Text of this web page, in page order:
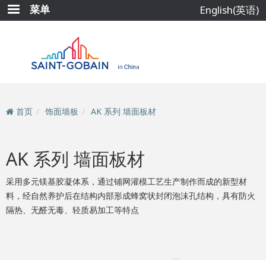
跳
转
菜单 English(英语)
首页 饰面墙板 AK 系列 墙面板材
AK 系列 墙面板材
采用多元镁基胶凝体系，通过铺网灌模工艺生产制作而成的新型材
料，经自然养护后在结构内部形成蜂窝状封闭泡沫孔结构，具有防火
隔热、无醛无毒、轻质易加工等特点